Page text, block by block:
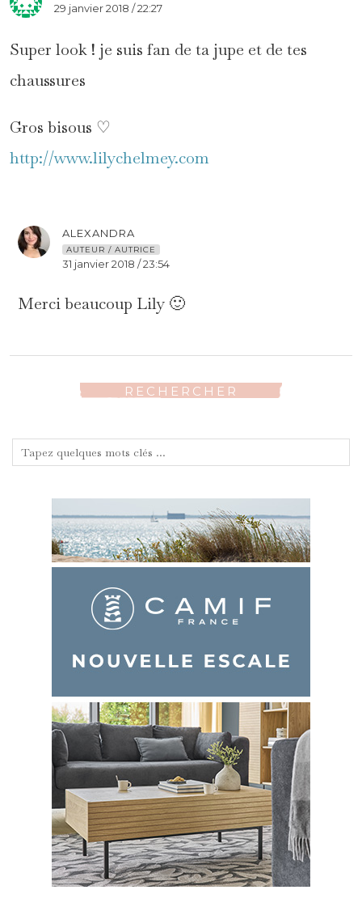
29 janvier 2018 / 22:27
Super look ! je suis fan de ta jupe et de tes
chaussures
Gros bisous ♡
http://www.lilychelmey.com
ALEXANDRA
AUTEUR / AUTRICE
31 janvier 2018 / 23:54
Merci beaucoup Lily 🙂
RECHERCHER